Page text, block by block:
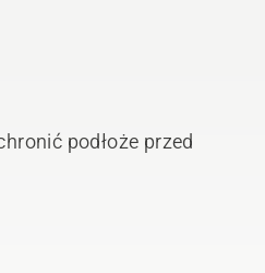
podłoże przed